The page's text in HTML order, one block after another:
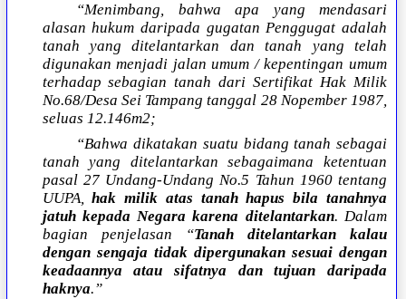
“Menimbang, bahwa apa yang mendasari
alasan hukum daripada gugatan Penggugat adalah
tanah yang ditelantarkan dan tanah yang telah
digunakan menjadi jalan umum / kepentingan umum
terhadap sebagian tanah dari Sertifikat Hak Milik
No.68/Desa Sei Tampang tanggal 28 Nopember 1987,
seluas 12.146m2;
“Bahwa dikatakan suatu bidang tanah sebagai
tanah yang ditelantarkan sebagaimana ketentuan
pasal 27 Undang-Undang No.5 Tahun 1960 tentang
UUPA,hak milik atas tanah hapus bila tanahnya
jatuh kepada Negara karena ditelantarkan. Dalam
bagian penjelasan “Tanah ditelantarkan kalau
dengan sengaja tidak dipergunakan sesuai dengan
keadaannya atau sifatnya dan tujuan daripada
haknya.”